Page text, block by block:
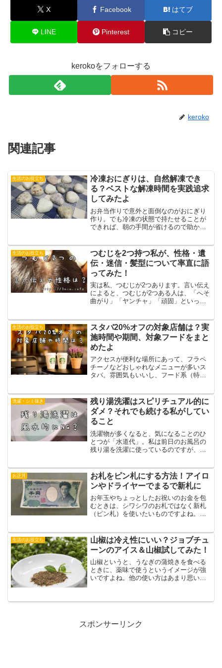
X Facebook はてブ
LINE Pinterest コピー
kerokoをフォローする
keroko
関連記事
生活のお役立ち
冷凍おにぎりは、自然解凍でき
る？ベストな解凍時間を実践追求
してみたよ
お弁当作りで意外と面倒なのがおにぎり
作り。でも冷凍の状態で持たせることが
できれば、朝の手間が省けるので助かる
解凍はNG。ごはんがボソボソになるの
で、おいしくないという...
生活のお役立ち
つむじを2つ持つ私が、性格・遺
伝・迷信・髪型について率直に語
ってみた！
実は私、つむじが2つあります。言い伝え
によると、つむじが2つある人は、「へそ
曲がり」「ヤンチャ」「頑固」といった
約10%ほどいると言われ、それほど珍し
くはないのですが、...
生活のお役立ち
スタバ20%オフの対象店舗は？実
施時間や期間、対象フードをまと
めたよ
アクセスが便利な場所にあって、フラペ
チーノなどおしゃれなメニューが多いス
タバ。雰囲気もいいし、フード系（特に
せん。しかしそんなスタバが20%オフに
なるという情報が！そこ...
洗濯・シミ抜き
残り湯洗濯はスピリチュアル的に
ダメ？それでも続ける私がしてい
ること
洗濯物が多くなると、気になることのひ
とつが「水道代」。私は前日のお風呂の
残り湯を洗濯に使っているのですが、な
なのだとか。運気が下がるというのは、
「お金に縁遠くなる」も...
お正月
お札をピン札にする方法！アイロ
ンやドライヤーでまるで新札に
お年玉やちょっとしたお祝いのお金を包
むときは、シワシワのお札ではなく新札
（ピン札）を使いたいものですよね。で
か？そこでおすすめしたいのが、ほんの
ひと手間で、シワのあるお...
生活のお役立ち
山椒は冷え性にいい？ジョブチュ
ーンのアイス＆山椒試してみた！
山椒というと、うなぎの蒲焼きを食べる
ときに、薬味で使うというイメージが強
いですよね。他の使い方はあまり思い浮
使われる範囲がちょっと狭いかな？？と
スポンサーリンク